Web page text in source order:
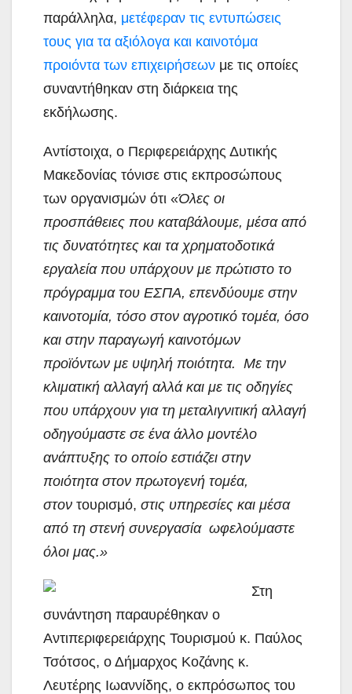
παράλληλα, μετέφεραν τις εντυπώσεις
τους για τα αξιόλογα και καινοτόμα
προιόντα των επιχειρήσεων με τις οποίες
συναντήθηκαν στη διάρκεια της
εκδήλωσης.
Αντίστοιχα, ο Περιφερειάρχης Δυτικής
Μακεδονίας τόνισε στις εκπροσώπους
των οργανισμών ότι «Όλες οι
προσπάθειες που καταβάλουμε, μέσα από
τις δυνατότητες και τα χρηματοδοτικά
εργαλεία που υπάρχουν με πρώτιστο το
πρόγραμμα του ΕΣΠΑ, επενδύουμε στην
καινοτομία, τόσο στον αγροτικό τομέα, όσο
και στην παραγωγή καινοτόμων
προϊόντων με υψηλή ποιότητα. Με την
κλιματική αλλαγή αλλά και με τις οδηγίες
που υπάρχουν για τη μεταλιγνιτική αλλαγή
οδηγούμαστε σε ένα άλλο μοντέλο
ανάπτυξης το οποίο εστιάζει στην
ποιότητα στον πρωτογενή τομέα,
στον τουρισμό, στις υπηρεσίες και μέσα
από τη στενή συνεργασία ωφελούμαστε
όλοι μας.»
Στη
συνάντηση παραυρέθηκαν ο
Αντιπεριφερειάρχης Τουρισμού κ. Παύλος
Τσότσος, ο Δήμαρχος Κοζάνης κ.
Λευτέρης Ιωαννίδης, ο εκπρόσωπος του